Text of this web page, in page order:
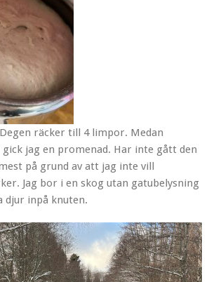
räcker till 4 limpor. Medan
jag en promenad. Har inte gått den
på grund av att jag inte vill
Jag bor i en skog utan gatubelysning
djur inpå knuten.